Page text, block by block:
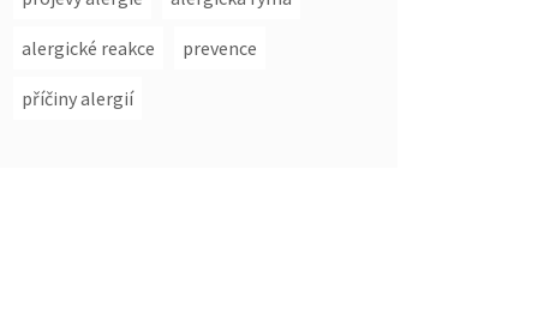
alergické reakce prevence
příčiny alergií